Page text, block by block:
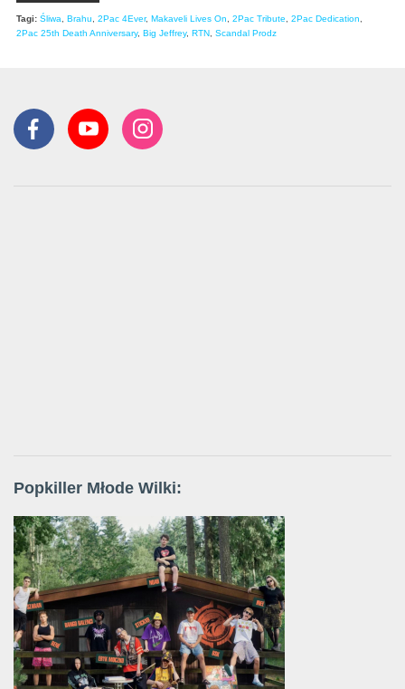
Tagi: Śliwa Brahu 2Pac 4Ever, Makaveli Lives On 2Pac Tribute 2Pac Dedication
2Pac 25th Death Anniversary, Big Jeffrey, RTN Scandal Prodz
Popkiller Młode Wilki: